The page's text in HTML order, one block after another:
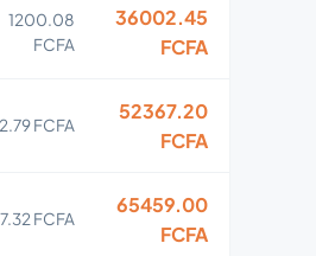
1200.08
FCFA
36002.45
FCFA
FCFA
52367.20
FCFA
FCFA
65459.00
FCFA